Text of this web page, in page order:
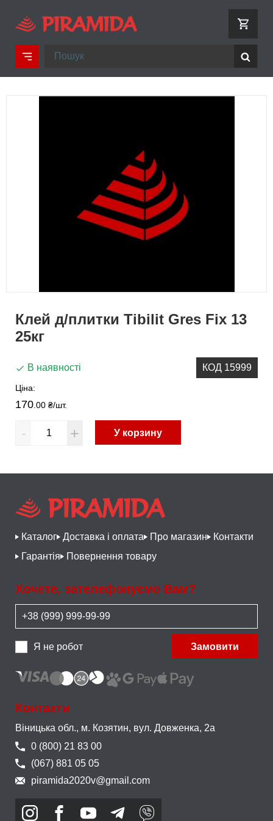
Клей д/плитки Tibilit Gres Fix 13
25кг
В наявності КОД 15999
Ціна:
170 .00 ₴/шт.
- + У корзину
Каталог Доставка і оплата Про магазин
Контакти
Гарантія
Повернення товару
Хочете, зателефонуємо Вам?
Я не робот Замовити
Контакти
Віницька обл., м. Козятин, вул. Довженка, 2а
0 (800) 21 83 00
(067) 881 05 05
piramida2020v@gmail.com